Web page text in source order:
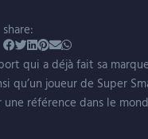
share:
qui a déjà fait sa
qu’un joueur de Super
référence dans le